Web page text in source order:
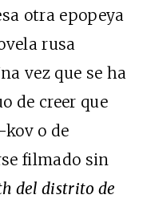
otra epopeya
rusa
vez que se ha
de creer que
o de
filmado sin
del distrito de